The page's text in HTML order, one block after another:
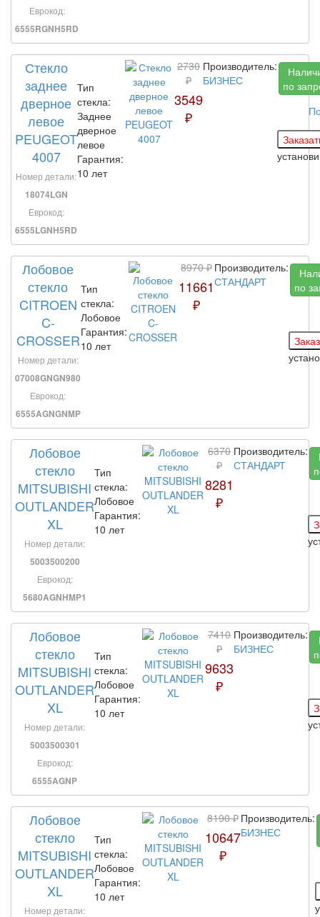
Еврокод:
6555RGNH5RD
Стекло
заднее
дверное
левое
PEUGEOT
4007
Номер детали:
18074LGN
Еврокод:
6555LGNH5RD
Тип
стекла:
Заднее
дверное
левое
Гарантия:
10 лет
2730
₽
3549
₽
Производитель:
БИЗНЕС
по
Лобовое
стекло
CITROEN
C-
CROSSER
Номер детали:
07008GNGN980
Еврокод:
6555AGNGNMP
Тип
стекла:
Лобовое
Гарантия:
10 лет
8970 ₽
11661
₽
Производитель:
СТАНДАРТ
по
Лобовое
стекло
MITSUBISHI
OUTLANDER
XL
Номер детали:
5003500200
Еврокод:
5680AGNHMP1
Тип
стекла:
Лобовое
Гарантия:
10 лет
6370
₽
8281
₽
Производитель:
СТАНДАРТ
Лобовое
стекло
MITSUBISHI
OUTLANDER
XL
Номер детали:
5003500301
Еврокод:
6555AGNP
Тип
стекла:
Лобовое
Гарантия:
10 лет
7410
₽
9633
₽
Производитель:
БИЗНЕС
Лобовое
стекло
MITSUBISHI
OUTLANDER
XL
Номер детали:
Тип
стекла:
Лобовое
Гарантия:
10 лет
8190 ₽
10647
₽
Производитель:
БИЗНЕС